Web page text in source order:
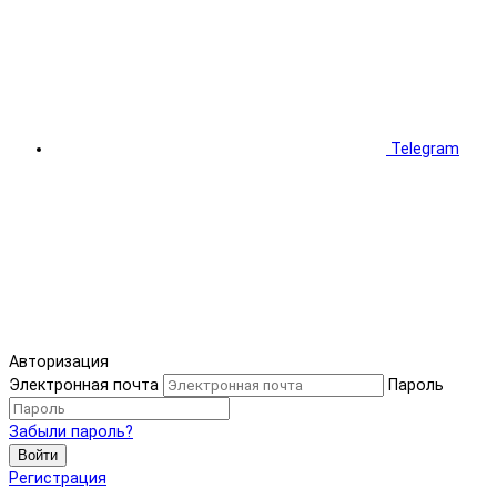
Telegram
Авторизация
Электронная почта
Пароль
Забыли пароль?
Войти
Регистрация